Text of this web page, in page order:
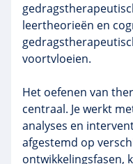
leertheorieën en
voortvloeien.
Het oefenen van
centraal. Je werkt
analyses en
afgestemd op
ontwikkelingsfasen,